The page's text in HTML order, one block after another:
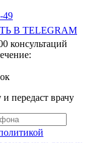
49
В TELEGRAM
консультаций
передаст врачу